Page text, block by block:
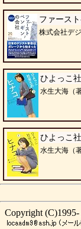
ファース
株式会社デ
ひよっこ
水生大海（
ひよっこ
水生大海（
Copyright (C)1995-